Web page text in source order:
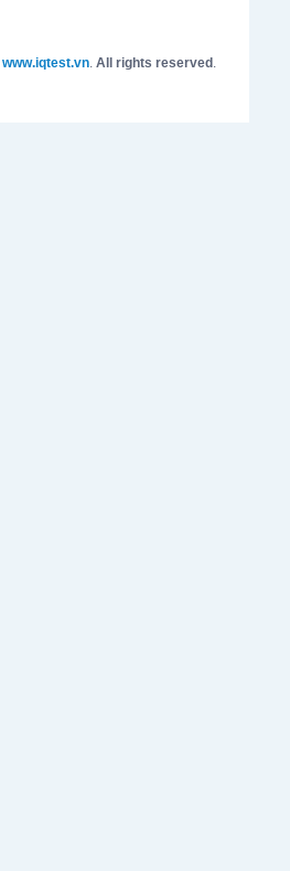
www.iqtest.vn. All rights reserved .